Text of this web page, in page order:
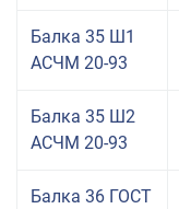
Балка 35 Ш1
АСЧМ 20-93
Балка 35 Ш2
АСЧМ 20-93
Балка 36 ГОСТ